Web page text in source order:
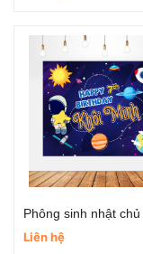
Liên hệ